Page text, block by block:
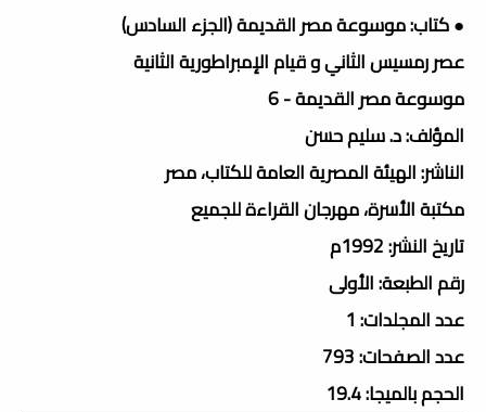
●كتاب: موسوعة مصر القديمة (الجزء السادس)
عصر رمسيس الثاني و قيام الإمبراطورية الثانية
موسوعة مصر القديمة - 6
المؤلف: د. سليم حسن
الناشر: الهيئة المصرية العامة للكتاب، مصر
مكتبة الأسرة، مهرجان القراءة للجميع
تاريخ النشر: 1992م
رقم الطبعة: الأولى
عدد المجلدات: 1
عدد الصفحات: 793
الحجم بالميجا: 19.4